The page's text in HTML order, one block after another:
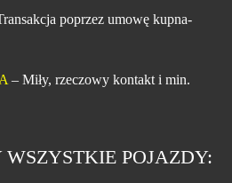
poprzez umowę kupna-
– Miły, rzeczowy kontakt i min.
WSZYSTKIE POJAZDY: